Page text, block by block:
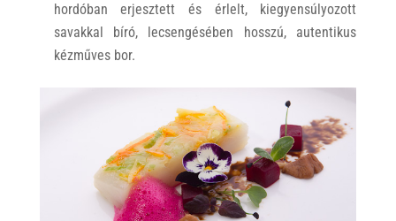
hordóban erjesztett és érlelt, kiegyensúlyozott
savakkal bíró, lecsengésében hosszú, autentikus
kézműves bor.